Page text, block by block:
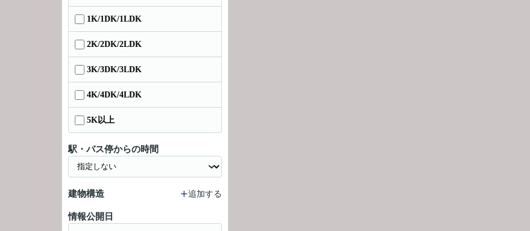
1K/1DK/1LDK
2K/2DK/2LDK
3K/3DK/3LDK
4K/4DK/4LDK
5K以上
駅・バス停からの時間
建物構造 追加する
情報公開日